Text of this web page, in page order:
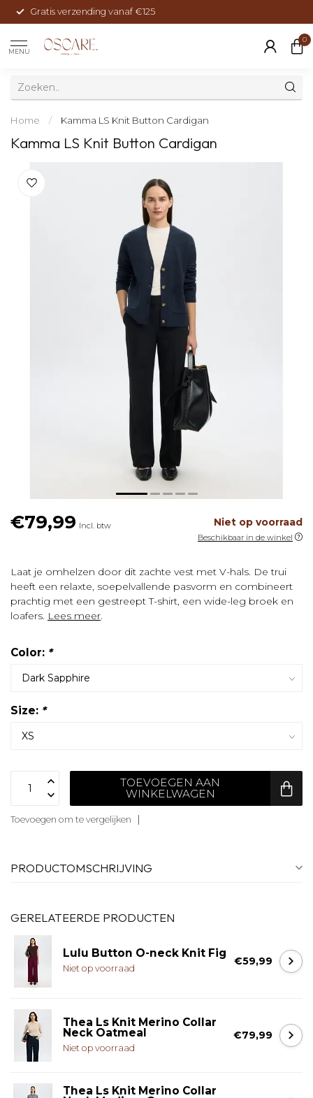
Gratis verzending vanaf €125
MENU
0
Home / Kamma LS Knit Button Cardigan
Kamma LS Knit Button Cardigan
€79,99 Incl. btw Niet op voorraad
Beschikbaar in de winkel
Laat je omhelzen door dit zachte vest met V-hals. De trui
heeft een relaxte, soepelvallende pasvorm en combineert
prachtig met een gestreept T-shirt, een wide-leg broek en
loafers. Lees meer.
Color: *
Size: *
TOEVOEGEN AAN
WINKELWAGEN
Toevoegen om te vergelijken
PRODUCTOMSCHRIJVING
GERELATEERDE PRODUCTEN
Lulu Button O-neck Knit Fig
Niet op voorraad
€59,99
Thea Ls Knit Merino Collar
Neck Oatmeal
Niet op voorraad
€79,99
Thea Ls Knit Merino Collar